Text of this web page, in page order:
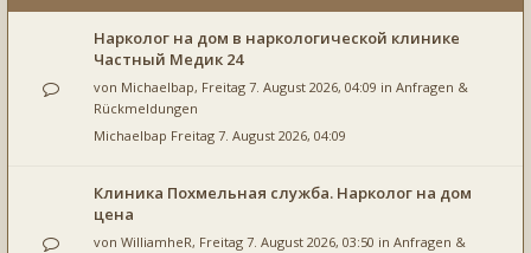
Нарколог на дом в наркологической клинике
Частный Медик 24
von Michaelbap, Freitag 7. August 2026, 04:09 in Anfragen &
Rückmeldungen
Michaelbap Freitag 7. August 2026, 04:09
Клиника Похмельная служба. Нарколог на дом
цена
von WilliamheR, Freitag 7. August 2026, 03:50 in Anfragen &